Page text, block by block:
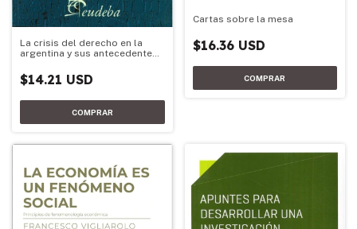
La crisis del derecho en la
argentina y sus antecedentes
$14.21 USD
Cartas sobre la mesa
$16.36 USD